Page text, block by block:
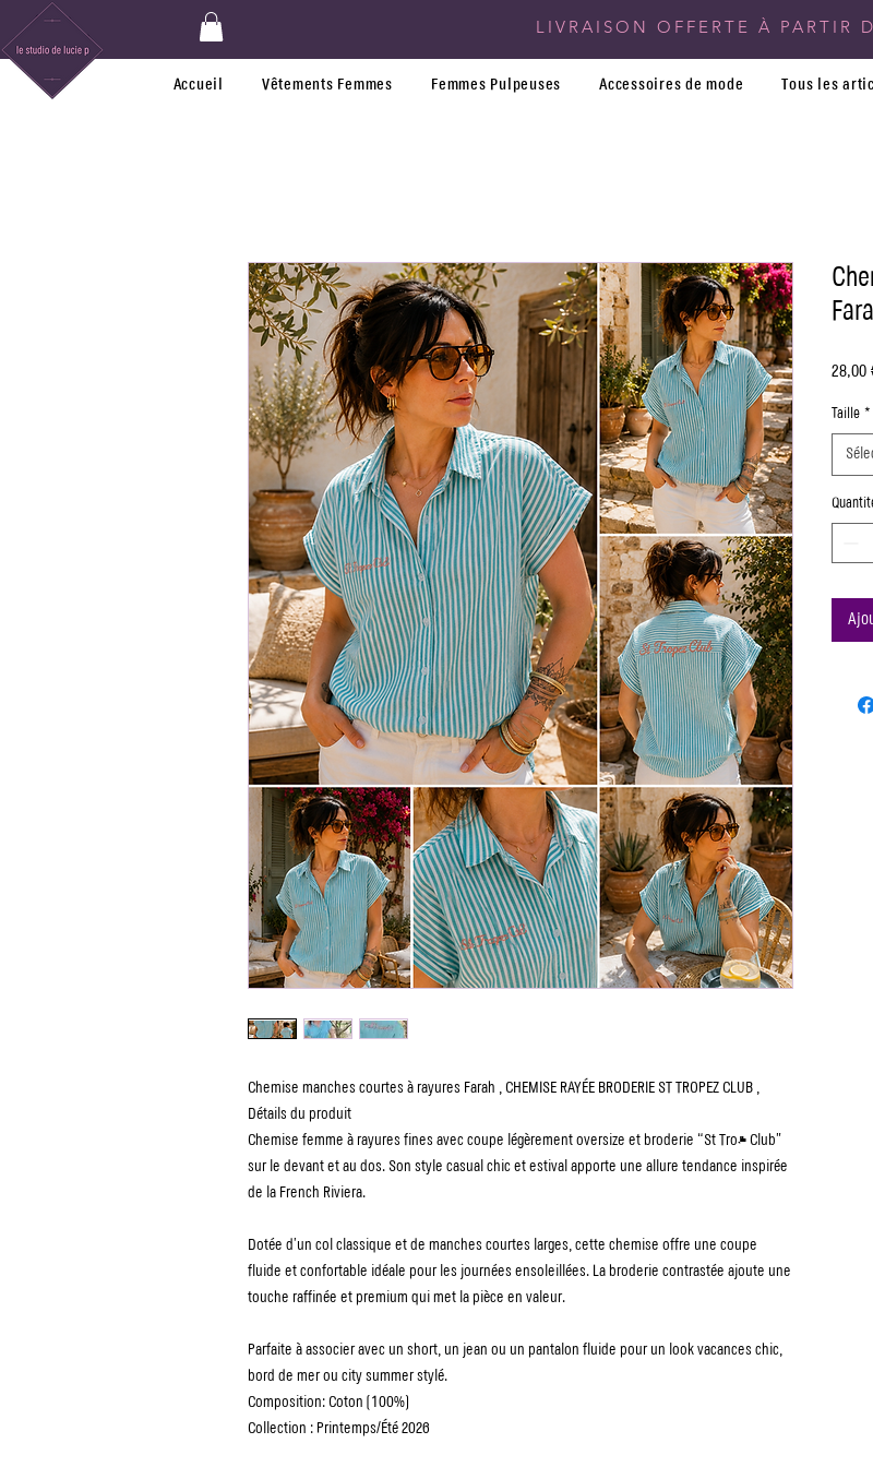
LIVRAISON OFFERTE À PARTIR
Accueil Vêtements Femmes Femmes Pulpeuses Accessoires de mode Tous les
Chemise manches courtes à rayures Farah , CHEMISE RAYÉE BRODERIE ST TROPEZ CLUB ,
Détails du produit
Chemise femme à rayures fines avec coupe légèrement oversize et broderie “St Tropez Club”
sur le devant et au dos. Son style casual chic et estival apporte une allure tendance inspirée
de la French Riviera.
Dotée d’un col classique et de manches courtes larges, cette chemise offre une coupe
fluide et confortable idéale pour les journées ensoleillées. La broderie contrastée ajoute une
touche raffinée et premium qui met la pièce en valeur.
Parfaite à associer avec un short, un jean ou un pantalon fluide pour un look vacances chic,
bord de mer ou city summer stylé.
Composition: Coton (100%)
Collection : Printemps/Été 2026
28,00
Taille *